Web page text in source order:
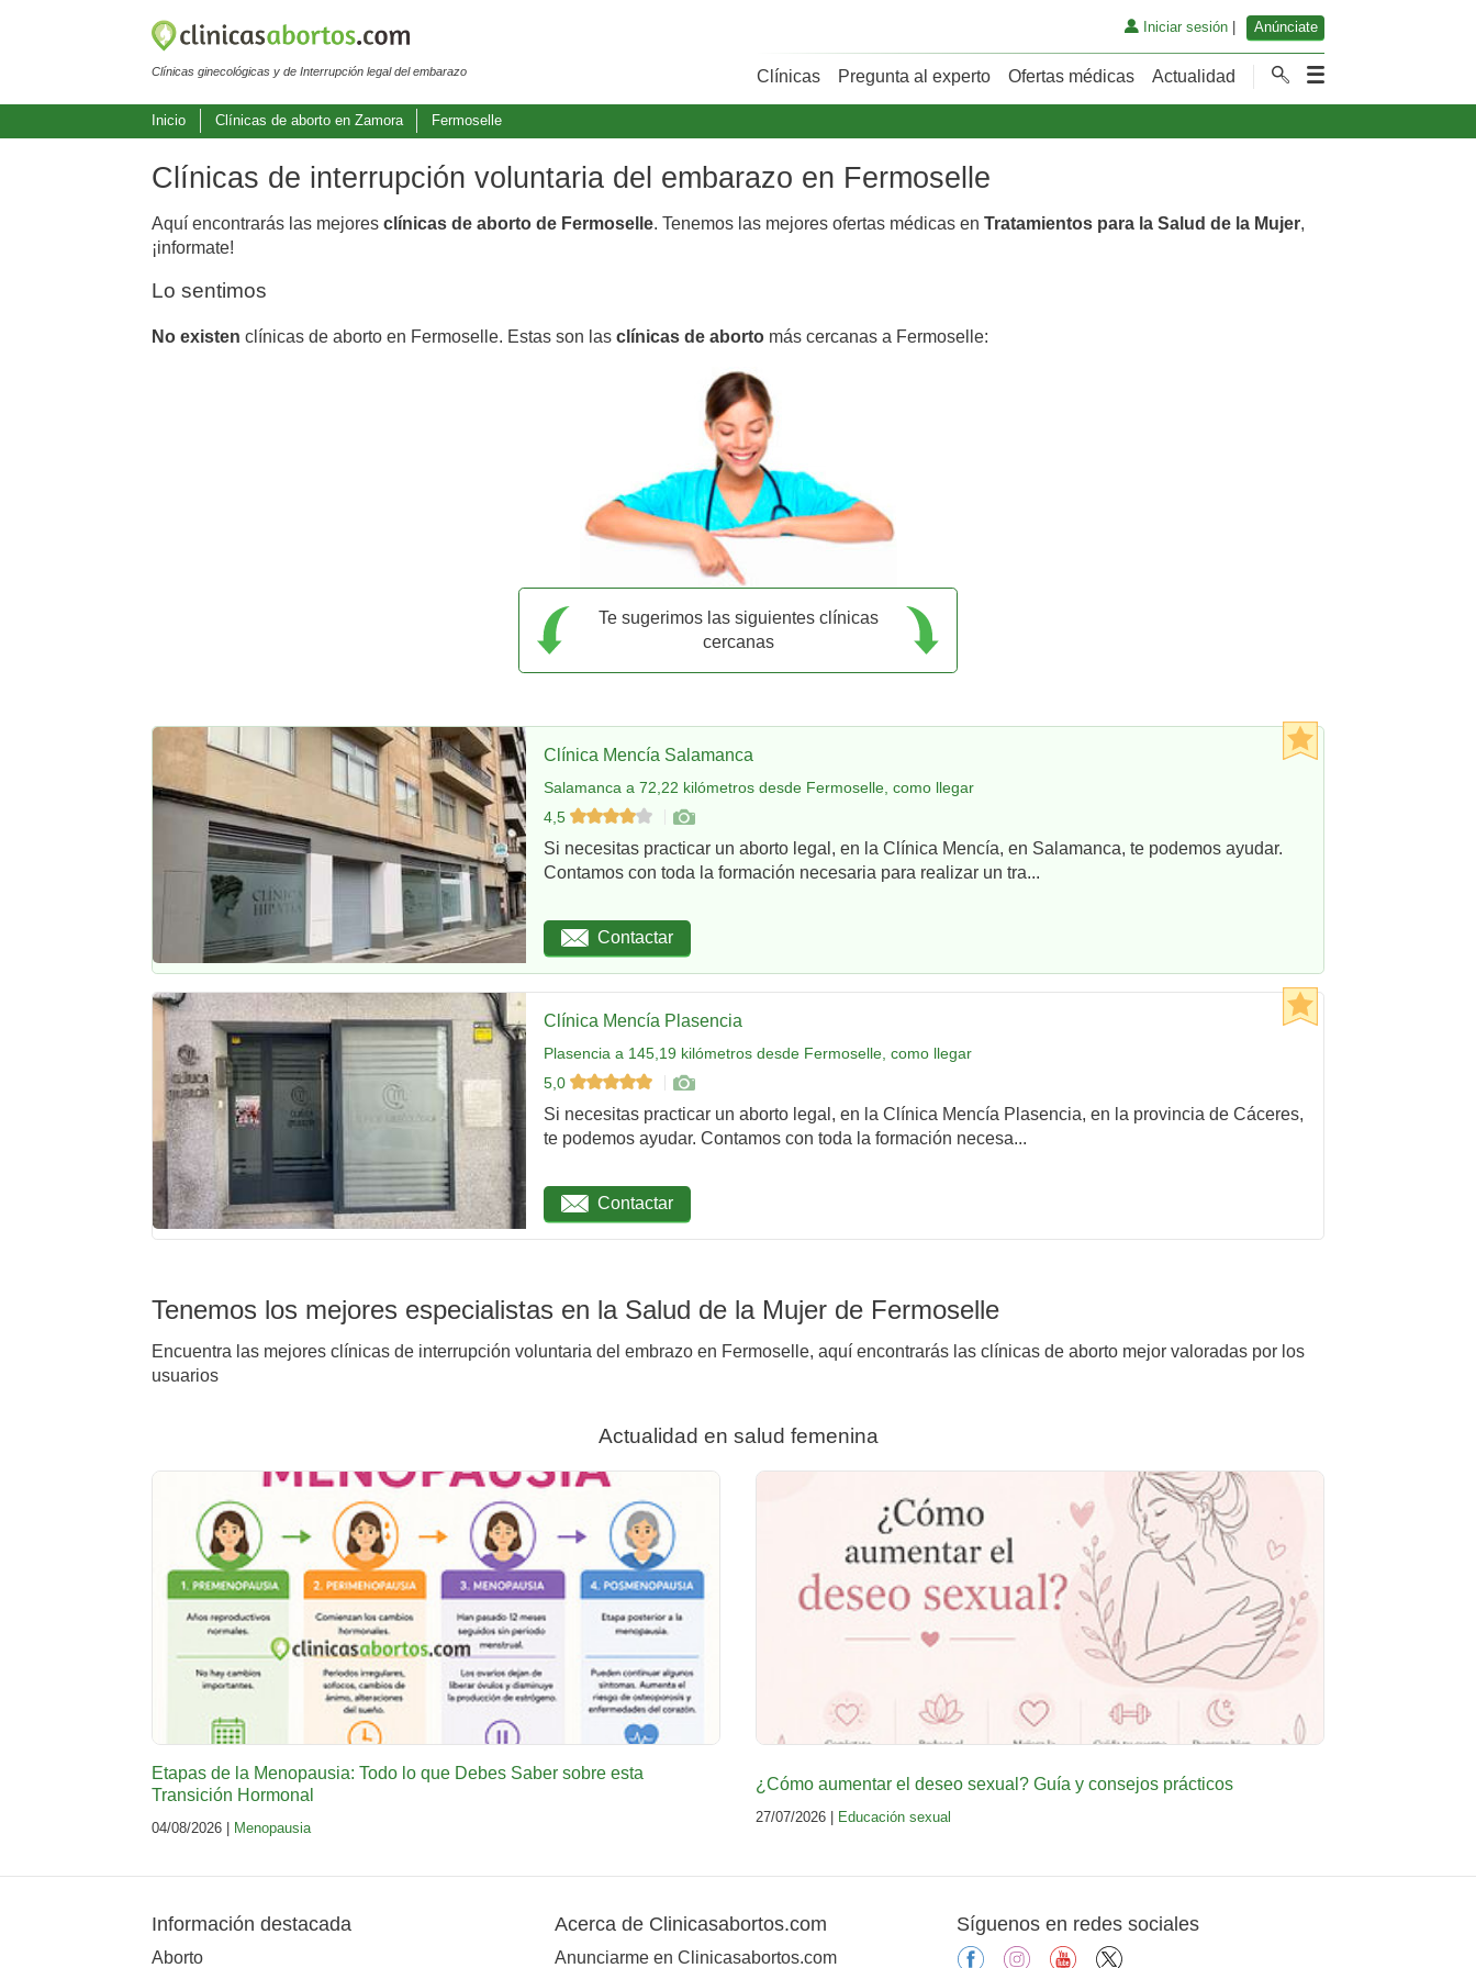
Clínicas ginecológicas y de Interrupción legal del embarazo
Iniciar sesión| Anúnciate
Clínicas Pregunta al experto Ofertas médicas Actualidad
Inicio Clínicas de aborto en Zamora Fermoselle
Clínicas de interrupción voluntaria del embarazo en Fermoselle
Aquí encontrarás las mejores clínicas de aborto de Fermoselle. Tenemos las mejores ofertas médicas en Tratamientos para la Salud de la Mujer,
¡informate!
Lo sentimos
No existen clínicas de aborto en Fermoselle. Estas son las clínicas de aborto más cercanas a Fermoselle:
Te sugerimos las siguientes clínicas
cercanas
Clínica Mencía Salamanca
Salamanca a 72,22 kilómetros desde Fermoselle, como llegar
4,5
Si necesitas practicar un aborto legal, en la Clínica Mencía, en Salamanca, te podemos ayudar.
Contamos con toda la formación necesaria para realizar un tra...
Contactar
Clínica Mencía Plasencia
Plasencia a 145,19 kilómetros desde Fermoselle, como llegar
5,0
Si necesitas practicar un aborto legal, en la Clínica Mencía Plasencia, en la provincia de Cáceres,
te podemos ayudar. Contamos con toda la formación necesa...
Contactar
Tenemos los mejores especialistas en la Salud de la Mujer de Fermoselle
Encuentra las mejores clínicas de interrupción voluntaria del embrazo en Fermoselle, aquí encontrarás las clínicas de aborto mejor valoradas por los
usuarios
Actualidad en salud femenina
Etapas de la Menopausia: Todo lo que Debes Saber sobre esta
Transición Hormonal
04/08/2026 | Menopausia
¿Cómo aumentar el deseo sexual? Guía y consejos prácticos
27/07/2026 | Educación sexual
Información destacada
Aborto
Acerca de Clinicasabortos.com
Anunciarme en Clinicasabortos.com
Síguenos en redes sociales
facebookinstagramyoutube